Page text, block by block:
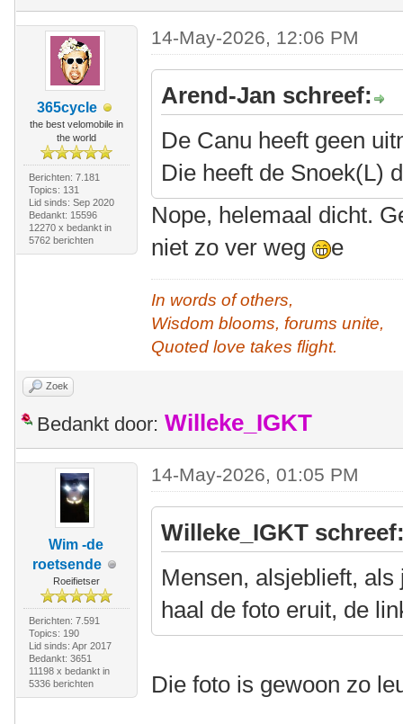
365cycle
the best velomobile in
the world
Berichten: 7.181
Topics: 131
Lid sinds: Sep 2020
Bedankt: 15596
12270 x bedankt in
5762 berichten
14-May-2026, 12:06 PM
Arend-Jan schreef:
De Canu heeft geen
Die heeft de Snoek(L)
Nope, helemaal dicht.
niet zo ver weg
e
In words of others,
Wisdom blooms, forums unite,
Quoted love takes flight.
Zoek
Bedankt door: Willeke_IGKT
Wim -de
roetsende
Roeifietser
Berichten: 7.591
Topics: 190
Lid sinds: Apr 2017
Bedankt: 3651
11198 x bedankt in
5336 berichten
14-May-2026, 01:05 PM
Willeke_IGKT
Mensen, alsjeblieft,
haal de foto eruit, de
Die foto is gewoon zo